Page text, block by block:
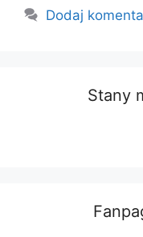
Dodaj
Stany